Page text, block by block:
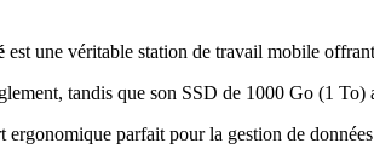
est une véritable station de travail mobile
tandis que son SSD de 1000 Go (1 To)
parfait pour la gestion de